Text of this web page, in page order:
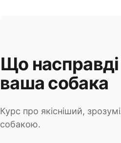
Що
ваша собака
Курс про якісніший,
собакою.